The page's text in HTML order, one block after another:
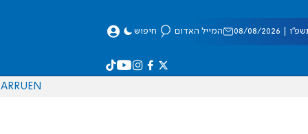
08/2026 המייל האדום חיפוש
EN
RU
AR